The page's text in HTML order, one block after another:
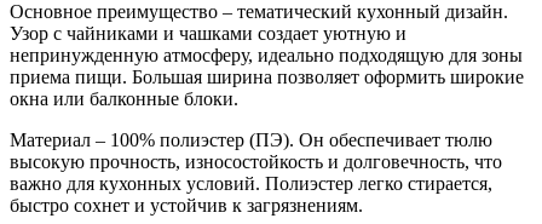
Основное преимущество – тематический кухонный дизайн.
Узор с чайниками и чашками создает уютную и
непринужденную атмосферу, идеально подходящую для зоны
приема пищи. Большая ширина позволяет оформить широкие
окна или балконные блоки.
Материал – 100% полиэстер (ПЭ). Он обеспечивает тюлю
высокую прочность, износостойкость и долговечность, что
важно для кухонных условий. Полиэстер легко стирается,
быстро сохнет и устойчив к загрязнениям.